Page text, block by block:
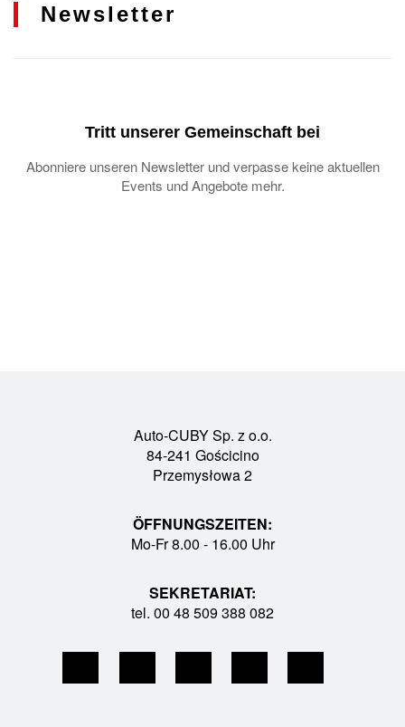
Newsletter
Tritt unserer Gemeinschaft bei
Abonniere unseren Newsletter und verpasse keine aktuellen
Events und Angebote mehr.
Auto-CUBY Sp. z o.o.
84-241 Gościcino
Przemysłowa 2
ÖFFNUNGSZEITEN:
Mo-Fr 8.00 - 16.00 Uhr
SEKRETARIAT:
tel. 00 48 509 388 082